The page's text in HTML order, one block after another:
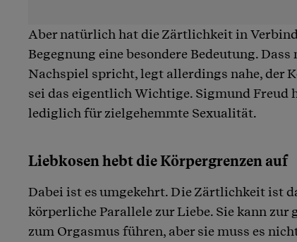
Aber natürlich hat die Zärtlichkeit in
Begegnung eine besondere Bedeutung.
Nachspiel spricht, legt allerdings nahe, der
sei das eigentlich Wichtige. Sigmund
lediglich für zielgehemmte Sexualität.
Liebkosen hebt die Körpergrenzen auf
Dabei ist es umgekehrt. Die Zärtlichkeit ist
körperliche Parallele zur Liebe. Sie kann zur
zum Orgasmus führen, aber sie muss es